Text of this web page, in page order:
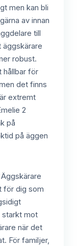
men kan bli
av innan
till
äggskärare
robust.
hållbar för
det finns
extremt
2
på
på äggen
för dig som
starkt mot
när det
För familjer,